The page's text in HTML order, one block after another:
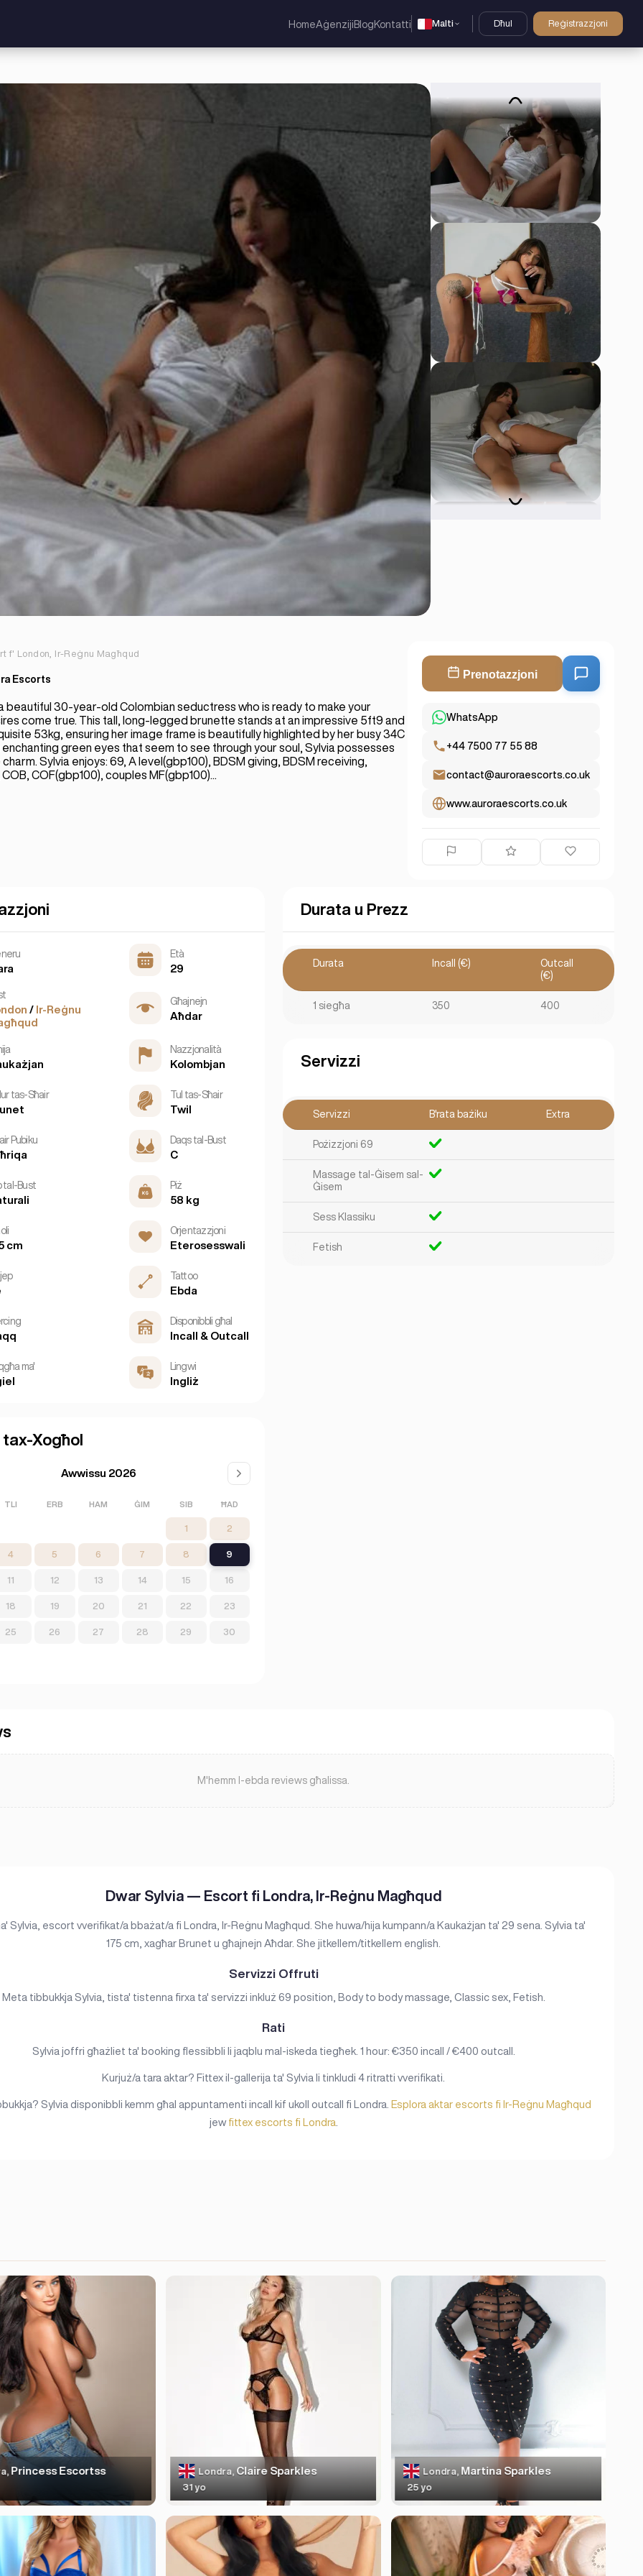
HomeAġenziji Blog Kontatti Malti Dħul Reġistrazzjoni
f' London, Ir-Reġnu Magħqud
Escorts
beautiful 30-year-old Colombian seductress who is ready to make your
come true. This tall, long-legged brunette stands at an impressive 5ft9 and
53kg, ensuring her image frame is beautifully highlighted by her busy 34C
enchanting green eyes that seem to see through your soul, Sylvia possesses
Sylvia enjoys: 69, A level(gbp100), BDSM giving, BDSM receiving,
COF(gbp100), couples MF(gbp100)...
Prenotazzjoni
WhatsApp
+44 7500 77 55 88
contact@auroraescorts.co.uk
www.auroraescorts.co.uk
Età
29
/ Ir-Reġnu
Għajnejn
Aħdar
Nazzjonalità
Kolombjan
tas-Sħair Tul tas-Sħair
Twil
Pubiku Daqs tal-Bust
C
tal-Bust Piż
58 kg
cm
Orjentazzjoni
Eterosesswali
Tattoo
Ebda
Disponibbli għal
Incall & Outcall
ma' Lingwi
Ingliż
Xogħol
Awwissu 2026
TLI ERB HAM ĠIM SIB ĦAD
1 2
4 5 6 7 8 9
11 12 13 14 15 16
18 19 20 21 22 23
25 26 27 28 29 30
Durata u Prezz
Durata Incall (€)
Outcall
(€)
1 siegħa 350 400
Servizzi
Servizzi B'rata bażiku Extra
Pożizzjoni 69
Massage tal-Ġisem sal-
Ġisem
Sess Klassiku
Fetish
M'hemm l-ebda reviews għalissa.
Dwar Sylvia — Escort fi Londra, Ir-Reġnu Magħqud
Sylvia, escort vverifikat/a bbażat/a fi Londra, Ir-Reġnu Magħqud. She huwa/hija kumpann/a Kaukażjan ta' 29 sena. Sylvia ta'
175 cm, xagħar Brunet u għajnejn Aħdar. She jitkellem/titkellem english.
Servizzi Offruti
Meta tibbukkja Sylvia, tista' tistenna firxa ta' servizzi inkluż 69 position, Body to body massage, Classic sex, Fetish.
Rati
Sylvia joffri għażliet ta' booking flessibbli li jaqblu mal-iskeda tiegħek. 1 hour: €350 incall / €400 outcall.
Kurjuż/a tara aktar? Fittex il-gallerija ta' Sylvia li tinkludi 4 ritratti vverifikati.
Sylvia disponibbli kemm għal appuntamenti incall kif ukoll outcall fi Londra. Esplora aktar escorts fi Ir-Reġnu Magħqud
jew fittex escorts fi Londra
Princess Escortss Londra,Claire Sparkles
31 yo
Londra, Martina Sparkles
25 yo